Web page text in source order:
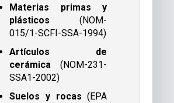
Materias primas y
plásticos (NOM-
015/1-SCFI-SSA-1994)
Artículos de
cerámica (NOM-231-
SSA1-2002)
Suelos y rocas (EPA